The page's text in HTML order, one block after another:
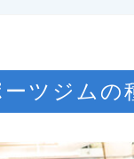
ツジムの